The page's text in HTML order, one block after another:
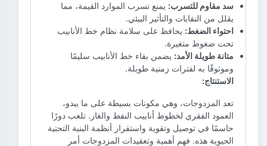
سد مقاوم للتسرب: يمنع تسرب الموارد القيمة، مما
يقلل من النفايات والتأثير البيئي.
احتواء الضغط: يحافظ على سلامة نظام خط الأنابيب
تحت ضغوط متغيرة.
متانة طويلة الأمد: يضمن بقاء خط الأنابيب سليمًا
وموثوقًا به لفترات زمنية طويلة.
الاستنتاج:
تعد المزدوجات، وهي مكونات بسيطة على ما يبدو،
العمود الفقري لخطوط أنابيب النفط والغاز. تلعب دورًا
حاسمًا في توصيل وتقوية واستقرار أنظمة البنية التحتية
الحيوية هذه. فهم أهمية وتعقيدات المزدوجات أمر